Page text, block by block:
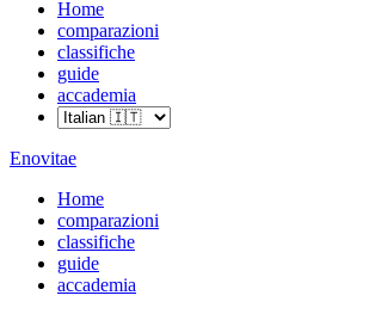
Home
comparazioni
classifiche
guide
accademia
Enovitae
Home
comparazioni
classifiche
guide
accademia